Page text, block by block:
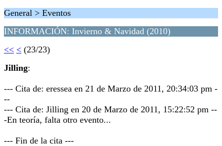
General > Eventos
INFORMACIÓN: Invierno & Navidad (2010)
<< < (23/23)
Jilling:
--- Cita de: eressea en 21 de Marzo de 2011, 20:34:03 pm -
--
--- Cita de: Jilling en 20 de Marzo de 2011, 15:22:52 pm --
-En teoría, falta otro evento...
--- Fin de la cita ---